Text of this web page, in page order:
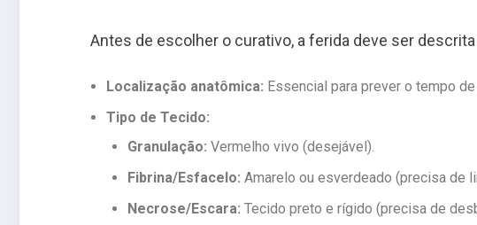
Antes de escolher o curativo, a ferida deve ser
Localização anatômica: Essencial para prever o tempo
Tipo de Tecido:
Granulação: Vermelho vivo (desejável).
Fibrina/Esfacelo: Amarelo ou esverdeado (precisa de
Necrose/Escara: Tecido preto e rígido (precisa de